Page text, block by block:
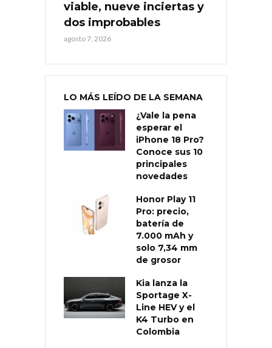
viable, nueve inciertas y
dos improbables
agosto 7, 2026
LO MÁS LEÍDO DE LA SEMANA
¿Vale la pena
esperar el
iPhone 18 Pro?
Conoce sus 10
principales
novedades
Honor Play 11
Pro: precio,
batería de
7.000 mAh y
solo 7,34 mm
de grosor
Kia lanza la
Sportage X-
Line HEV y el
K4 Turbo en
Colombia